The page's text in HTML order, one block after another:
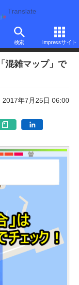
Translate
検索 Impressサイト
混雑マップ」で
2017年7月25日 06:00